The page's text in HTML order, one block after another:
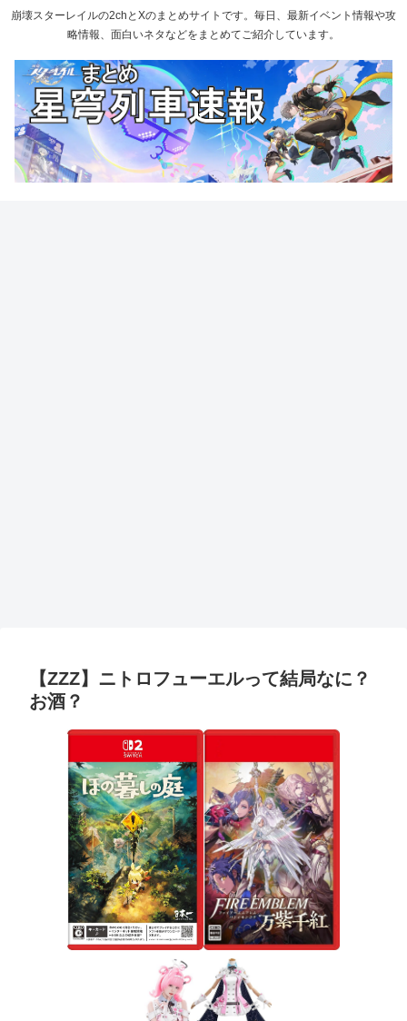
崩壊スターレイルの2chとXのまとめサイトです。毎日、最新イベント情報や攻
略情報、面白いネタなどをまとめてご紹介しています。
【ZZZ】ニトロフューエルって結局なに？
お酒？